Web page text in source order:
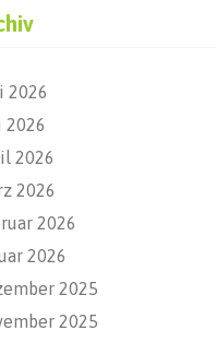
2026
2026
2026
2026
2026
2026
2025
2025